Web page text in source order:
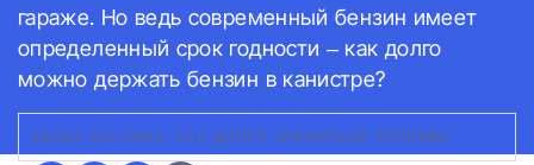
гараже. Но ведь современный бензин имеет
определенный срок годности – как долго
можно держать бензин в канистре?
ЗАПАС БЕНЗИНА: КАК ДОЛГО ХРАНИТЬСЯ ТОПЛИВО